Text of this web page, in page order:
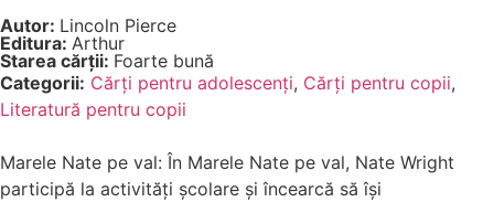
Autor: Lincoln Pierce
Editura: Arthur
Starea cărții: Foarte bună
Categorii: Cărți pentru adolescenți, Cărți pentru copii,
Literatură pentru copii
Marele Nate pe val: În Marele Nate pe val, Nate Wright
participă la activități școlare și încearcă să își